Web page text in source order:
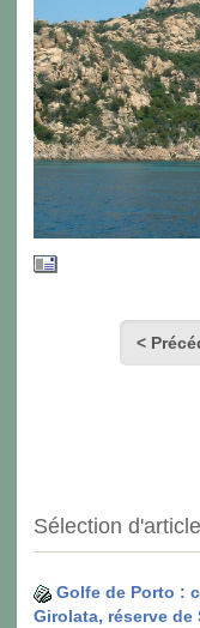
<
Sélection
Golfe de Porto :
Girolata, réserve de